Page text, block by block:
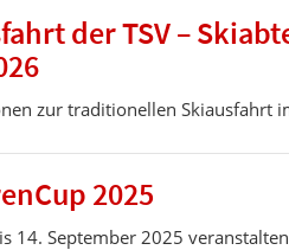
der TSV –
zur traditionellen Skiausfahrt
2025
14. September 2025